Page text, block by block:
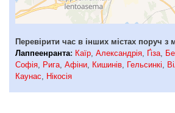
Перевірити час в інших містах поруч з
Лаппеенранта: Каїр Александрія Ґіза
Софія
Рига Афіни Кишинів Гельсинкі
Каунас
Нікосія